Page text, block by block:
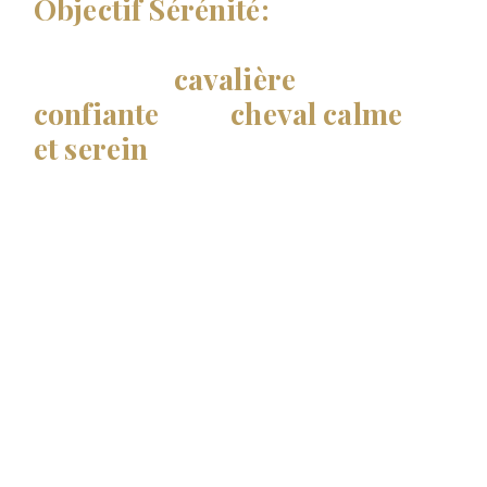
Objectif Sérénité:
cavalière
confiante
cheval calme
et serein